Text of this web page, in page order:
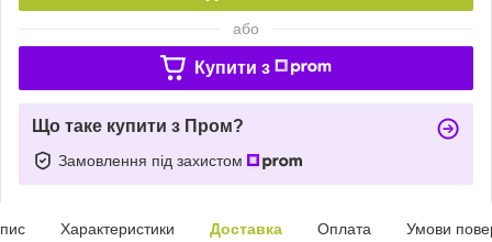
або
Купити з
Що таке купити з Пром?
Замовлення під захистом
Характеристики Доставка Оплата Умови